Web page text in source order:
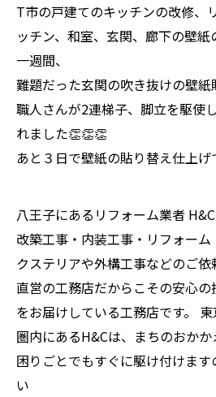
T市の戸建てのキッチンの改修、
ッチン、和室、玄関、廊下の壁
一週間、
難題だった玄関の吹き抜けの壁
職人さんが2連梯子、脚立を駆使
れました👏👏👏
あと３日で壁紙の貼り替え仕上
八王子にあるリフォーム業者
改築工事・内装工事・リフォー
クステリアや外構工事などのご依
直営の工務店だからこその安心
をお届けしている工務店です。
圏内にあるH&Cは、まちのおか
困りごとでもすぐに駆け付けま
い